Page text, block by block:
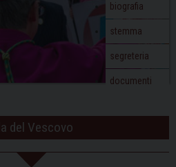
biografia
stemma
segreteria
documenti
del Vescovo